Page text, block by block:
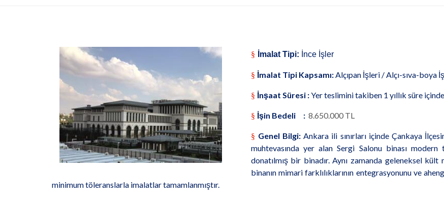
§ İmalat Tipi: İnce İşler
§ İmalat Tipi Kapsamı:Alçıpan İşleri / Alçı-sıva-boya
§ İnşaat Süresi :Yer teslimini takiben 1 yıllık süre içinde
§ İşin Bedeli :8.650.000 TL
§ Genel Bilgi:Ankara ili sınırları içinde Çankaya
muhtevasında yer alan Sergi Salonu binası
donatılmış bir binadır. Aynı zamanda geleneksel
binanın mimari farklılıklarının entegrasyonunu ve
minimum töleranslarla imalatlar tamamlanmıştır.